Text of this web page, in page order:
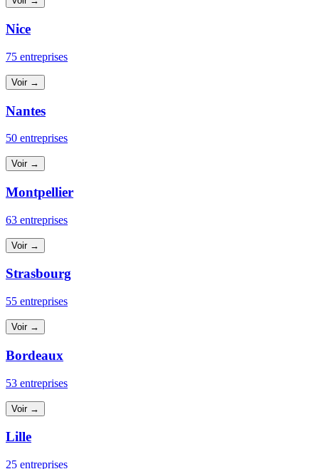
Nice
75 entreprises
Voir →
Nantes
50 entreprises
Voir →
Montpellier
63 entreprises
Voir →
Strasbourg
55 entreprises
Voir →
Bordeaux
53 entreprises
Voir →
Lille
25 entreprises